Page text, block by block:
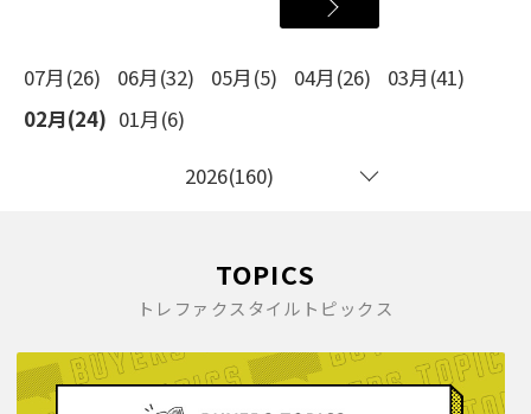
07月(26) 06月(32) 05月(5) 04月(26)
03月(41)
02月(24) 01月(6)
2026(160)
TOPICS
トレファクスタイルトピックス